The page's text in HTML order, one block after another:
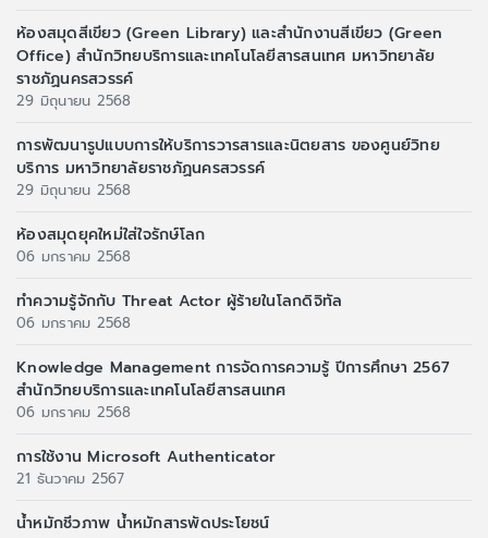
ห้องสมุดสีเขียว (Green Library) และสำนักงานสีเขียว (Green
Office) สำนักวิทยบริการและเทคโนโลยีสารสนเทศ มหาวิทยาลัย
ราชภัฏนครสวรรค์
29 มิถุนายน 2568
การพัฒนารูปแบบการให้บริการวารสารและนิตยสาร ของศูนย์วิทย
บริการ มหาวิทยาลัยราชภัฏนครสวรรค์
29 มิถุนายน 2568
ห้องสมุดยุคใหม่ใส่ใจรักษ์โลก
06 มกราคม 2568
ทำความรู้จักกับ Threat Actor ผู้ร้ายในโลกดิจิทัล
06 มกราคม 2568
Knowledge Management การจัดการความรู้ ปีการศึกษา 2567
สำนักวิทยบริการและเทคโนโลยีสารสนเทศ
06 มกราคม 2568
การใช้งาน Microsoft Authenticator
21 ธันวาคม 2567
น้ำหมักชีวภาพ น้ำหมักสารพัดประโยชน์